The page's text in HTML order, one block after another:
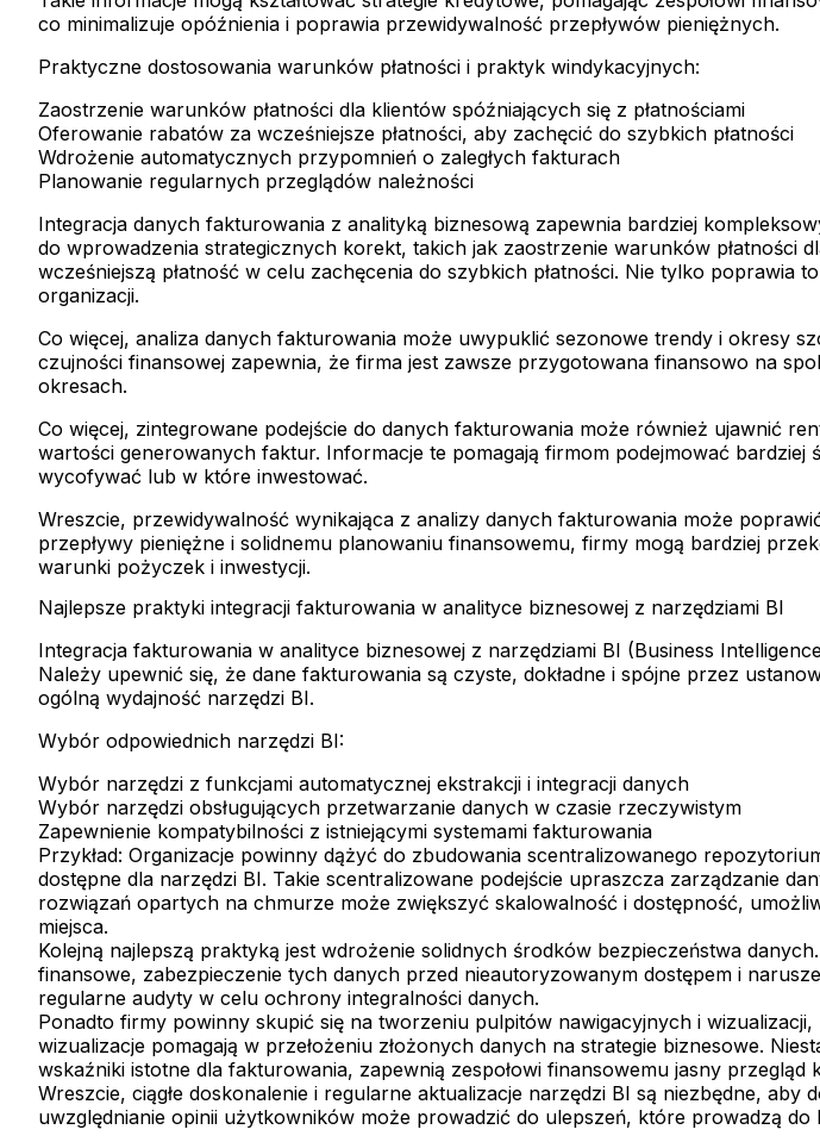
co minimalizuje opóźnienia i poprawia przewidywalność przepływów pieniężnych.
Praktyczne dostosowania warunków płatności i praktyk windykacyjnych:
Zaostrzenie warunków płatności dla klientów spóźniających się z płatnościami
Oferowanie rabatów za wcześniejsze płatności, aby zachęcić do szybkich płatności
Wdrożenie automatycznych przypomnień o zaległych fakturach
Planowanie regularnych przeglądów należności
Integracja danych fakturowania z analityką biznesową zapewnia bardziej
do wprowadzenia strategicznych korekt, takich jak zaostrzenie warunków płatności
wcześniejszą płatność w celu zachęcenia do szybkich płatności. Nie tylko poprawia
organizacji.
Co więcej, analiza danych fakturowania może uwypuklić sezonowe trendy i okresy
czujności finansowej zapewnia, że firma jest zawsze przygotowana finansowo na
okresach.
Co więcej, zintegrowane podejście do danych fakturowania może również ujawnić
wartości generowanych faktur. Informacje te pomagają firmom podejmować
wycofywać lub w które inwestować.
Wreszcie, przewidywalność wynikająca z analizy danych fakturowania może
przepływy pieniężne i solidnemu planowaniu finansowemu, firmy mogą bardziej
warunki pożyczek i inwestycji.
Najlepsze praktyki integracji fakturowania w analityce biznesowej z narzędziami BI
Integracja fakturowania w analityce biznesowej z narzędziami BI (Business
Należy upewnić się, że dane fakturowania są czyste, dokładne i spójne przez
ogólną wydajność narzędzi BI.
Wybór odpowiednich narzędzi BI:
Wybór narzędzi z funkcjami automatycznej ekstrakcji i integracji danych
Wybór narzędzi obsługujących przetwarzanie danych w czasie rzeczywistym
Zapewnienie kompatybilności z istniejącymi systemami fakturowania
Przykład: Organizacje powinny dążyć do zbudowania scentralizowanego
dostępne dla narzędzi BI. Takie scentralizowane podejście upraszcza zarządzanie
rozwiązań opartych na chmurze może zwiększyć skalowalność i dostępność,
miejsca.
Kolejną najlepszą praktyką jest wdrożenie solidnych środków bezpieczeństwa
finansowe, zabezpieczenie tych danych przed nieautoryzowanym dostępem i
regularne audyty w celu ochrony integralności danych.
Ponadto firmy powinny skupić się na tworzeniu pulpitów nawigacyjnych i
wizualizacje pomagają w przełożeniu złożonych danych na strategie biznesowe.
wskaźniki istotne dla fakturowania, zapewnią zespołowi finansowemu jasny przegląd
Wreszcie, ciągłe doskonalenie i regularne aktualizacje narzędzi BI są niezbędne,
uwzględnianie opinii użytkowników może prowadzić do ulepszeń, które prowadzą do